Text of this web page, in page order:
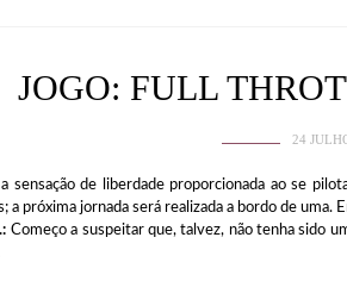
JOGO: FULL
24
sensação de liberdade proporcionada ao se
a próxima jornada será realizada a bordo de
Começo a suspeitar que, talvez, não tenha sido